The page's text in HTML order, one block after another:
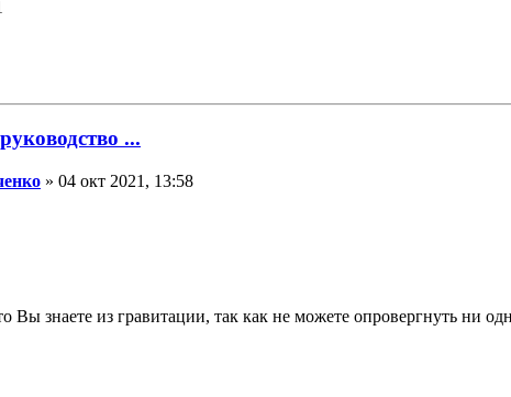
...
» 04 окт 2021, 13:58
знаете из гравитации, так как не можете опровергнуть ни